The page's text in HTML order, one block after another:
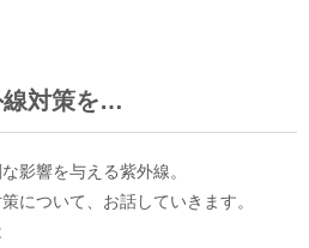
線対策を…
影響を与える紫外線。
について、お話していきます。